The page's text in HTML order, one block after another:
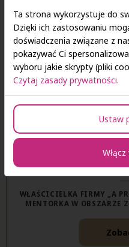
WŁAŚCICIELKA FIRMY „A
MENTORKA W OBSZARZE
Ta strona wykorzystuje do
Dzięki ich zastosowaniu
doświadczenia związane z
pokazywać Ci
wyboru jakie skrypty (pliki
Czytaj zasady prywatności.
Ustaw